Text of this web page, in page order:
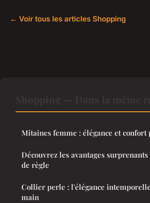
← Voir tous les articles Shopping
Mitaines femme : élégance et
Découvrez les avantages
de règle
Collier perle : l'élégance
main